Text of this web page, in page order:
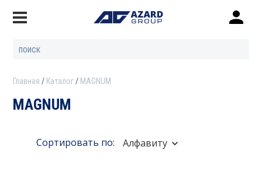
Главная Каталог MAGNUM
MAGNUM
Сортировать по: Алфавиту